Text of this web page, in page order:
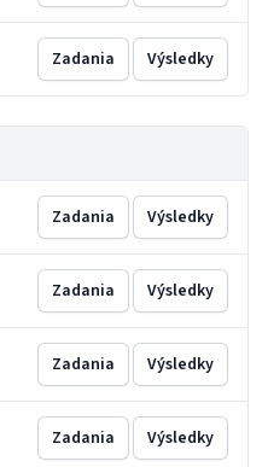
Zadania Výsledky
Zadania Výsledky
Zadania Výsledky
Zadania Výsledky
Zadania Výsledky